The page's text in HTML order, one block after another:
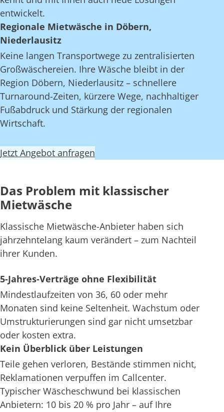
entwickelt.
Regionale Mietwäsche in Döbern,
Niederlausitz
Keine langen Transportwege zu zentralisierten
Großwäschereien. Ihre Wäsche bleibt in der
Region Döbern, Niederlausitz – schnellere
Turnaround-Zeiten, kürzere Wege, nachhaltiger
Fußabdruck und Stärkung der regionalen
Wirtschaft.
Jetzt Angebot anfragen
Das Problem mit klassischer
Mietwäsche
Klassische Mietwäsche-Anbieter haben sich
jahrzehntelang kaum verändert – zum Nachteil
ihrer Kunden.
5-Jahres-Verträge ohne Flexibilität
Mindestlaufzeiten von 36, 60 oder mehr
Monaten sind keine Seltenheit. Wachstum oder
Umstrukturierungen sind gar nicht umsetzbar
oder kosten extra.
Kein Überblick über Leistungen
Teile gehen verloren, Bestände stimmen nicht,
Reklamationen verpuffen im Callcenter.
Typischer Wäscheschwund bei klassischen
Anbietern: 10 bis 20 % pro Jahr – auf Ihre